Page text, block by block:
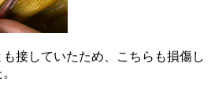
接していたため、こちらも損傷し